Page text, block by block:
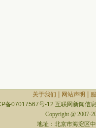
关于我们 网站声明
备07017567号-12 互联网新闻信
Copyright @ 2007-
地址：北京市海淀区